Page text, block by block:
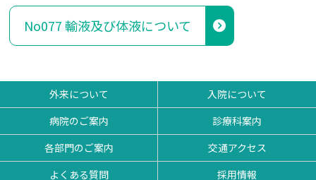
看護部
薬剤部
No077 輸液及び体液について
外来について
入院について
病院のご案内
診療科案内
各部門のご案内
交通アクセス
よくある質問
採用情報